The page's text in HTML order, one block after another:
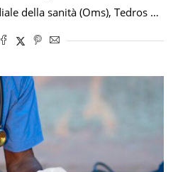
della sanità (Oms), Tedros …